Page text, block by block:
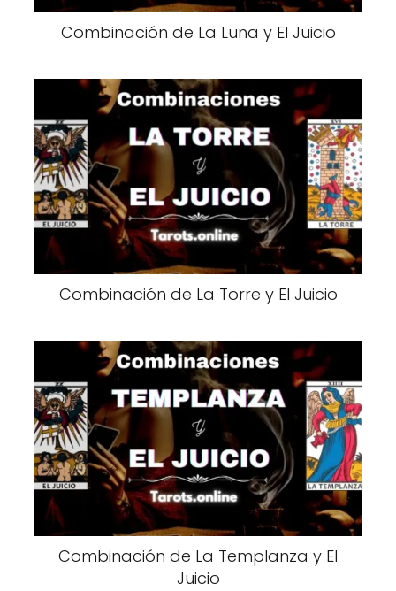
Combinación de La Luna y El Juicio
Combinación de La Torre y El Juicio
Combinación de La Templanza y El
Juicio